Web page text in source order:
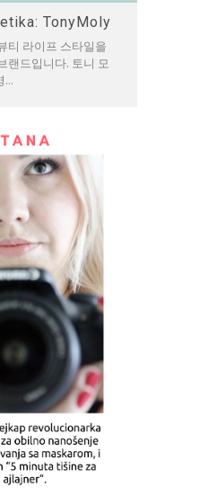
TonyMoly
티 라이프 스타일을
랜드입니다. 토니 모
...